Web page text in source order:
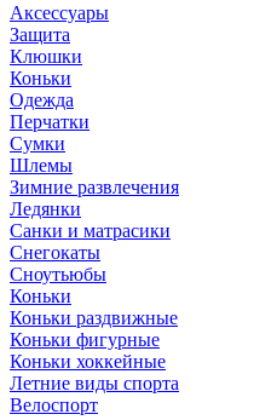
Аксессуары
Защита
Клюшки
Коньки
Одежда
Перчатки
Сумки
Шлемы
Зимние развлечения
Ледянки
Санки и матрасики
Снегокаты
Сноутьюбы
Коньки
Коньки раздвижные
Коньки фигурные
Коньки хоккейные
Летние виды спорта
Велоспорт